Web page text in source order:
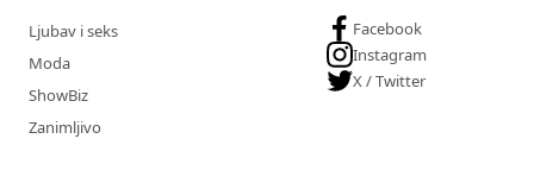
Ljubav i seks
Moda
ShowBiz
Zanimljivo
Facebook
Instagram
X / Twitter